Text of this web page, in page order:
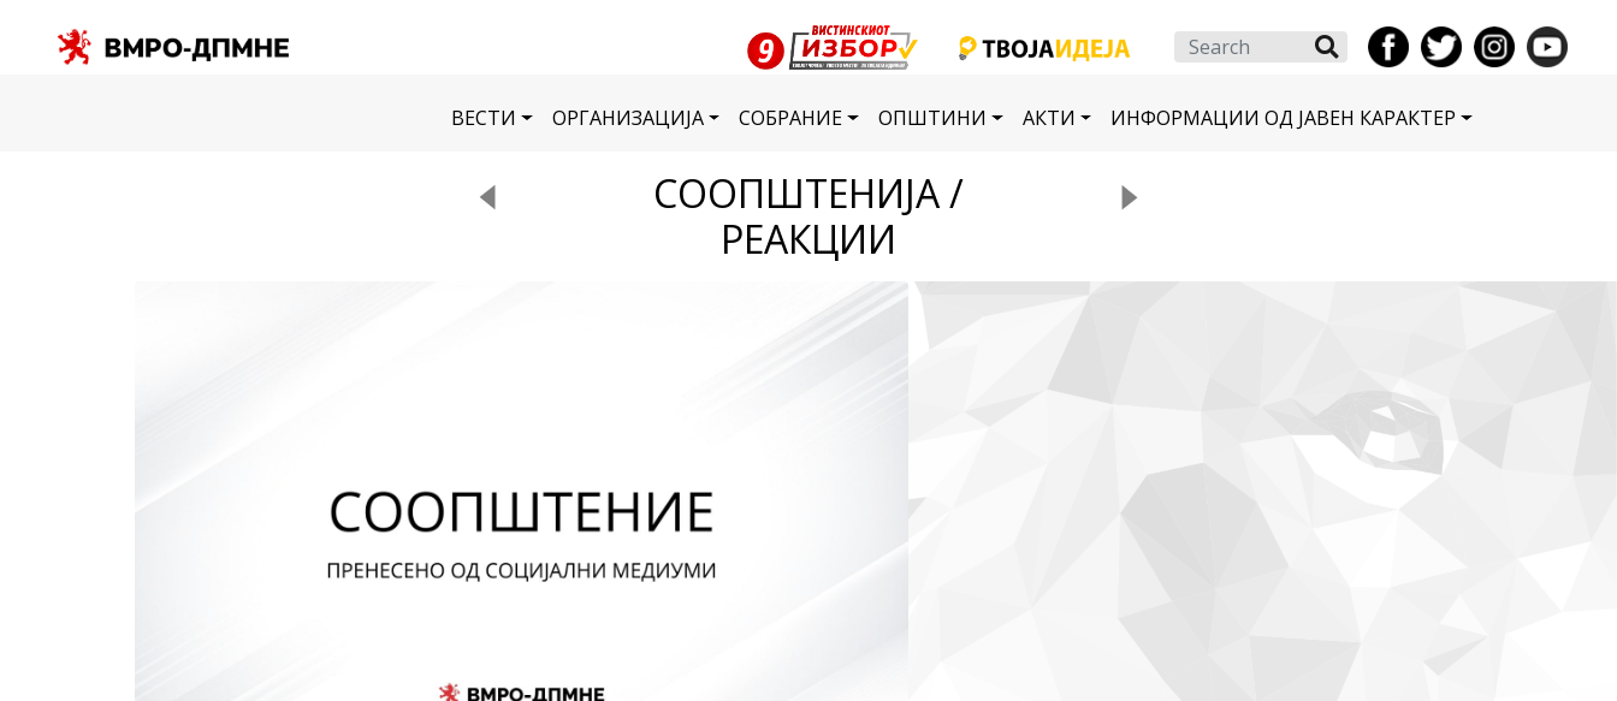
Search
ВЕСТИ ОРГАНИЗАЦИЈА СОБРАНИЕ ОПШТИНИ АКТИ ИНФОРМАЦИИ ОД ЈАВЕН КАРАКТЕР
СООПШТЕНИЈА /
РЕАКЦИИ